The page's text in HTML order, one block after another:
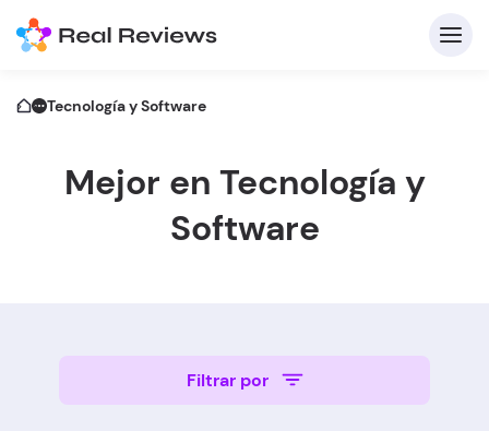
Tecnología y Software
Mejor en Tecnología y
Software
Filtrar por